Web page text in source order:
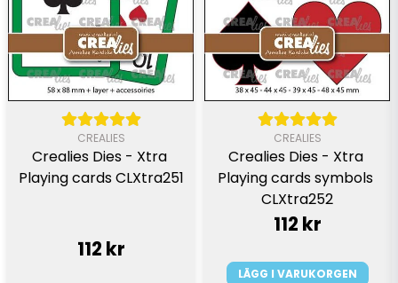
CREALIES
Crealies Dies - Xtra
Playing cards CLXtra251
112 kr
CREALIES
Crealies Dies - Xtra
Playing cards symbols
CLXtra252
112 kr
LÄGG I VARUKORGEN